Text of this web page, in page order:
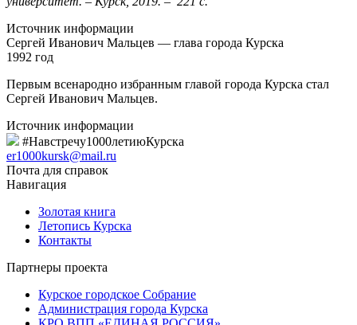
Источник информации
Сергей Иванович Мальцев — глава города Курска
1992 год
Первым всенародно избранным главой города Курска стал
Сергей Иванович Мальцев.
Источник информации
#Навстречу1000летиюКурска
er1000kursk@mail.ru
Почта для справок
Навигация
Золотая книга
Летопись Курска
Контакты
Партнеры проекта
Курское городское Собрание
Администрация города Курска